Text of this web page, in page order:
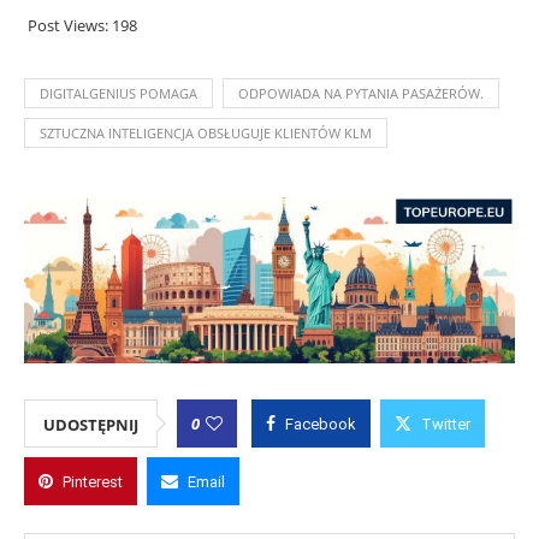
Post Views: 198
DIGITALGENIUS POMAGA ODPOWIADA NA PYTANIA PASAŻERÓW.
SZTUCZNA INTELIGENCJA OBSŁUGUJE KLIENTÓW KLM
UDOSTĘPNIJ 0 Facebook Twitter
Pinterest Email